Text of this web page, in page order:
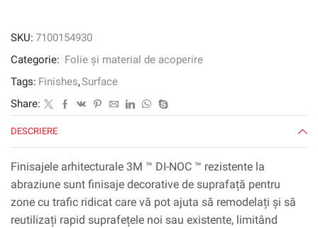
AR,
mm
x
m
SKU: 7100154930
Categorie: Folie și material de acoperire
Tags: Finishes,Surface
Share:
DESCRIERE
Finisajele arhitecturale 3M ™ DI-NOC ™ rezistente la
abraziune sunt finisaje decorative de suprafață pentru
zone cu trafic ridicat care vă pot ajuta să remodelați și să
reutilizați rapid suprafețele noi sau existente, limitând